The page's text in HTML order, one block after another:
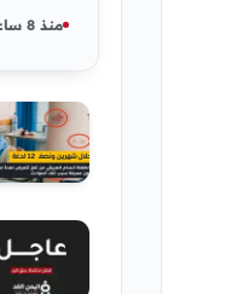
الحديدة
منذ 8 ساعات